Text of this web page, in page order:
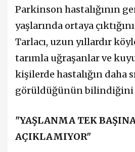
Parkinson hastalığının
yaşlarında ortaya
Tarlacı, uzun yıllardır
tarımla uğraşanlar ve
kişilerde hastalığın daha
görüldüğünün bilindiğini
"YAŞLANMA TEK
AÇIKLAMIYOR"